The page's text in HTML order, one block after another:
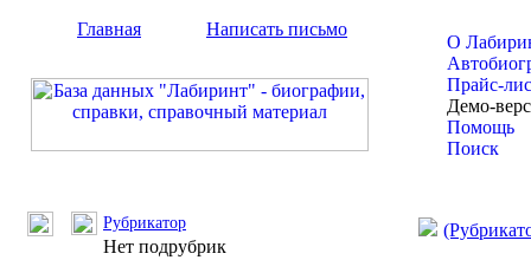
Главная Написать письмо
О
Прайс-
Демо-
Помощь
Поиск
Рубрикатор
Нет подрубрик